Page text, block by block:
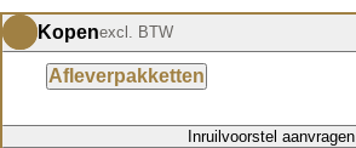
Kopenexcl. BTW
Afleverpakketten
Inruilvoorstel aanvragen